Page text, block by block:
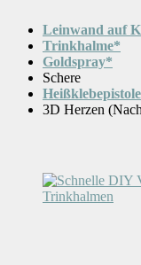
Leinwand auf
Trinkhalme*
Goldspray*
Schere
3D Herzen